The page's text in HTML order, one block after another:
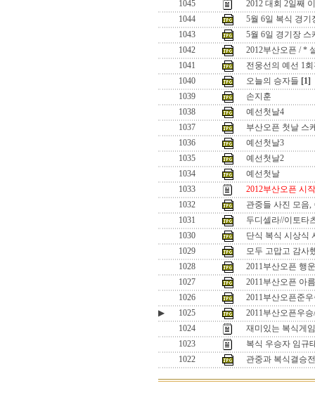
1045
2012 대회 2일째
1044
5월 6일 복식 경기
1043
5월 6일 경기장 스
1042
2012부산오픈 / *
1041
전웅선의 예선 1
1040
오늘의 승자들 [1]
1039
손지훈
1038
예선첫날4
1037
부산오픈 첫날 스
1036
예선첫날3
1035
예선첫날2
1034
예선첫날
1033
2012부산오픈 시작
1032
관중들 사진 모음,
1031
두디셀라//이토타
1030
단식 복식 시상식
1029
모두 고맙고 감사
1028
2011부산오픈 행
1027
2011부산오픈 아
1026
2011부산오픈준
▶
1025
2011부산오픈우
1024
재미있는 복식게
1023
복식 우승자 임규
1022
관중과 복식결승전